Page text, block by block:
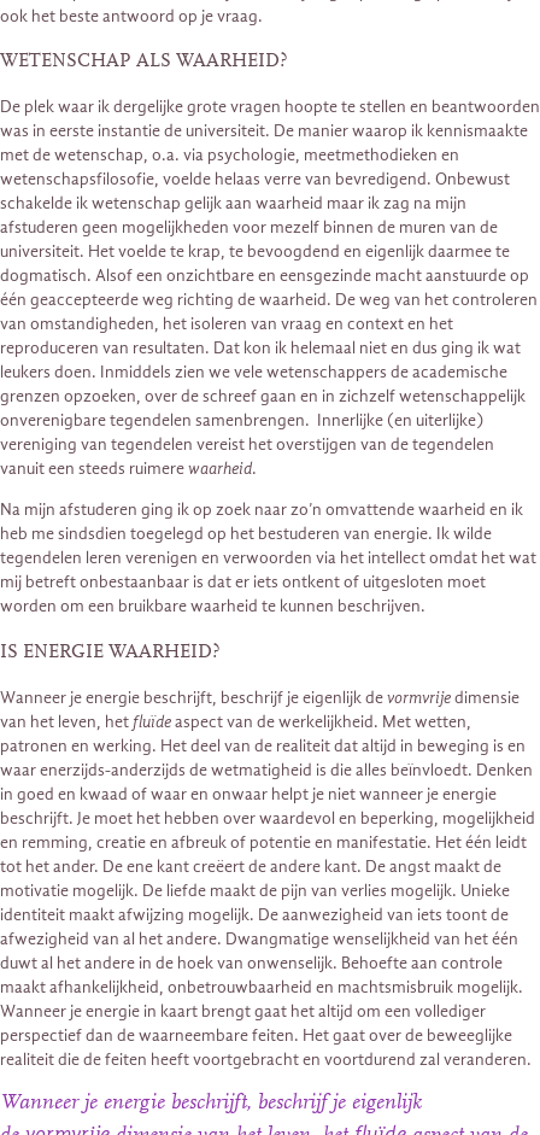
ook het beste antwoord op je vraag.
WETENSCHAP ALS WAARHEID?
De plek waar ik dergelijke grote vragen hoopte te stellen en beantwoorden
was in eerste instantie de universiteit. De manier waarop ik kennismaakte
met de wetenschap, o.a. via psychologie, meetmethodieken en
wetenschapsfilosofie, voelde helaas verre van bevredigend. Onbewust
schakelde ik wetenschap gelijk aan waarheid maar ik zag na mijn
afstuderen geen mogelijkheden voor mezelf binnen de muren van de
universiteit. Het voelde te krap, te bevoogdend en eigenlijk daarmee te
dogmatisch. Alsof een onzichtbare en eensgezinde macht aanstuurde op
één geaccepteerde weg richting de waarheid. De weg van het controleren
van omstandigheden, het isoleren van vraag en context en het
reproduceren van resultaten. Dat kon ik helemaal niet en dus ging ik wat
leukers doen. Inmiddels zien we vele wetenschappers de academische
grenzen opzoeken, over de schreef gaan en in zichzelf wetenschappelijk
onverenigbare tegendelen samenbrengen. Innerlijke (en uiterlijke)
vereniging van tegendelen vereist het overstijgen van de tegendelen
vanuit een steeds ruimerewaarheid.
Na mijn afstuderen ging ik op zoek naar zo’n omvattende waarheid en ik
heb me sindsdien toegelegd op het bestuderen van energie. Ik wilde
tegendelen leren verenigen en verwoorden via het intellect omdat het wat
mij betreft onbestaanbaar is dat er iets ontkent of uitgesloten moet
worden om een bruikbare waarheid te kunnen beschrijven.
IS ENERGIE WAARHEID?
Wanneer je energie beschrijft, beschrijf je eigenlijk devormvrijedimensie
van het leven, het fluïdeaspect van de werkelijkheid. Met wetten,
patronen en werking. Het deel van de realiteit dat altijd in beweging is en
waar enerzijds-anderzijds de wetmatigheid is die alles beïnvloedt. Denken
in goed en kwaad of waar en onwaar helpt je niet wanneer je energie
beschrijft. Je moet het hebben over waardevol en beperking, mogelijkheid
en remming, creatie en afbreuk of potentie en manifestatie. Het één leidt
tot het ander. De ene kant creëert de andere kant. De angst maakt de
motivatie mogelijk. De liefde maakt de pijn van verlies mogelijk. Unieke
identiteit maakt afwijzing mogelijk. De aanwezigheid van iets toont de
afwezigheid van al het andere. Dwangmatige wenselijkheid van het één
duwt al het andere in de hoek van onwenselijk. Behoefte aan controle
maakt afhankelijkheid, onbetrouwbaarheid en machtsmisbruik mogelijk.
Wanneer je energie in kaart brengt gaat het altijd om een vollediger
perspectief dan de waarneembare feiten. Het gaat over de beweeglijke
realiteit die de feiten heeft voortgebracht en voortdurend zal veranderen.
Wanneer je energie beschrijft, beschrijf je eigenlijk